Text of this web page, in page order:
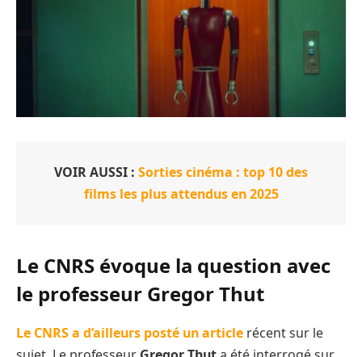
VOIR AUSSI : Sorties cinéma : top 10 des
films les plus attendus en 2025
Le CNRS évoque la question avec
le professeur Gregor Thut
Le CNRS a d’ailleurs posté un article récent sur le